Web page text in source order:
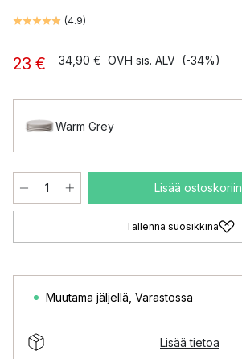
(4.9)
23 € 34,90 € OVH sis. ALV (-34%)
Warm Grey
Lisää ostoskoriin
Tallenna suosikkina
Muutama jäljellä Varastossa
Lisää tietoa